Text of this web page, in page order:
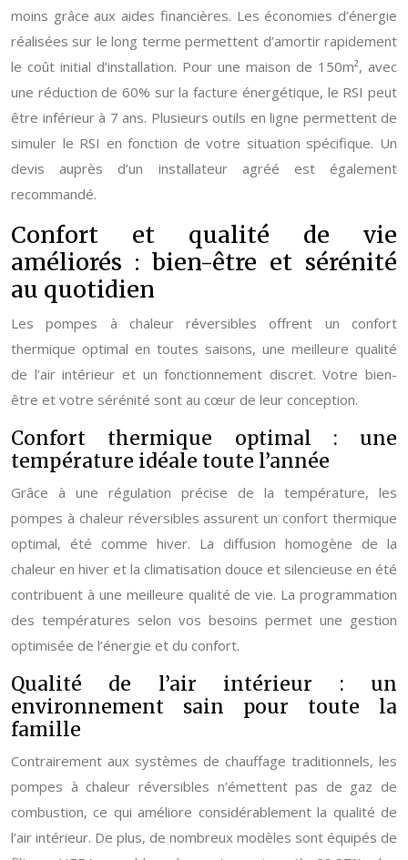
moins grâce aux aides financières. Les économies d’énergie
réalisées sur le long terme permettent d’amortir rapidement
le coût initial d’installation. Pour une maison de 150m², avec
une réduction de 60% sur la facture énergétique, le RSI peut
être inférieur à 7 ans. Plusieurs outils en ligne permettent de
simuler le RSI en fonction de votre situation spécifique. Un
devis auprès d’un installateur agréé est également
recommandé.
Confort et qualité de vie
améliorés : bien-être et sérénité
au quotidien
Les pompes à chaleur réversibles offrent un confort
thermique optimal en toutes saisons, une meilleure qualité
de l’air intérieur et un fonctionnement discret. Votre bien-
être et votre sérénité sont au cœur de leur conception.
Confort thermique optimal : une
température idéale toute l’année
Grâce à une régulation précise de la température, les
pompes à chaleur réversibles assurent un confort thermique
optimal, été comme hiver. La diffusion homogène de la
chaleur en hiver et la climatisation douce et silencieuse en été
contribuent à une meilleure qualité de vie. La programmation
des températures selon vos besoins permet une gestion
optimisée de l’énergie et du confort.
Qualité de l’air intérieur : un
environnement sain pour toute la
famille
Contrairement aux systèmes de chauffage traditionnels, les
pompes à chaleur réversibles n’émettent pas de gaz de
combustion, ce qui améliore considérablement la qualité de
l’air intérieur. De plus, de nombreux modèles sont équipés de